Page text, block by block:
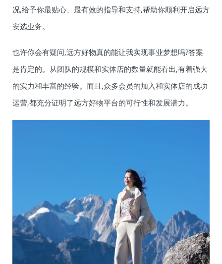
况,给予你最贴心、最有效的指导和支持,帮助你顺利开启远方
安选业务。
也许你会有疑问,远方好物真的能让我实现事业梦想吗?答案
是肯定的。从团队的规模和实体店的数量就能看出,有着强大
的实力和丰富的经验。而且,众多会员的加入和实体店的成功
运营,都充分证明了远方好物平台的可行性和发展潜力。